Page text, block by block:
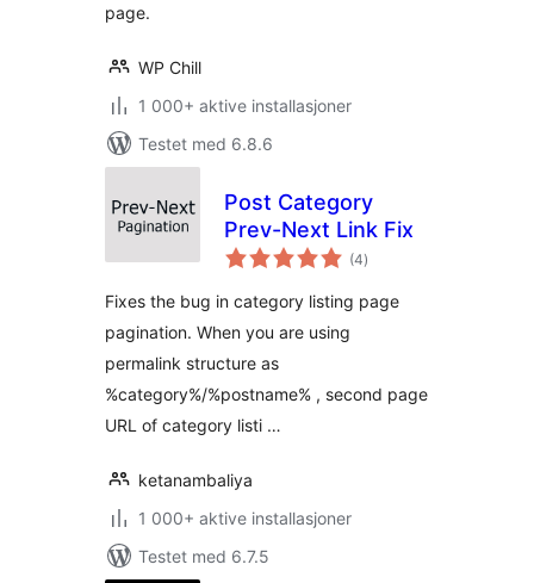
page.
WP Chill
1 000+ aktive installasjoner
Testet med 6.8.6
Post Category
Prev-Next Link Fix
(4totale
vurderinger
)
Fixes the bug in category listing page
pagination. When you are using
permalink structure as
%category%/%postname% , second page
URL of category listi …
ketanambaliya
1 000+ aktive installasjoner
Testet med 6.7.5